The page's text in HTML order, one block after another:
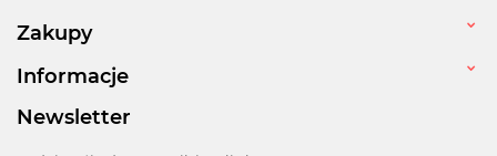
Zakupy
Informacje
Newsletter